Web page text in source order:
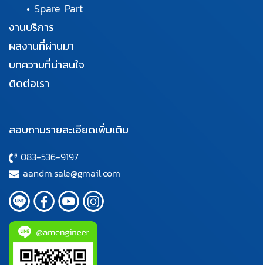
• Spare Part
งานบริการ
ผลงานที่ผ่านมา
บทความที่น่าสนใจ
ติดต่อเรา
สอบถามรายละเอียดเพิ่มเติม
083-536-9197
aandm.sale@gmail.com